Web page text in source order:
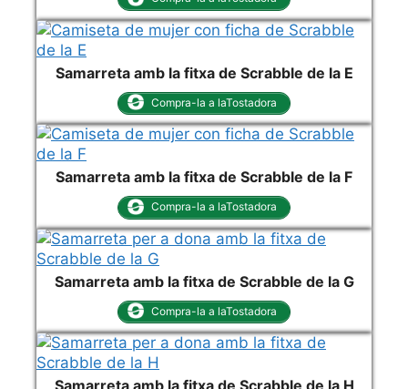
Samarreta amb la fitxa de Scrabble de la E
Compra-la a laTostadora
Samarreta amb la fitxa de Scrabble de la F
Compra-la a laTostadora
Samarreta amb la fitxa de Scrabble de la G
Compra-la a laTostadora